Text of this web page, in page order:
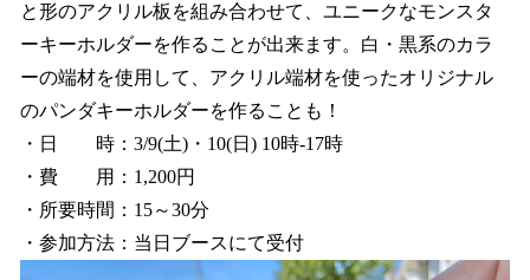
と形のアクリル板を組み合わせて、ユニークなモンスタ
ーキーホルダーを作ることが出来ます。白・黒系のカラ
ーの端材を使用して、アクリル端材を使ったオリジナル
のパンダキーホルダーを作ることも！
・日 時：3/9(土)・10(日) 10時-17時
・費 用：1,200円
・所要時間：15～30分
・参加方法：当日ブースにて受付